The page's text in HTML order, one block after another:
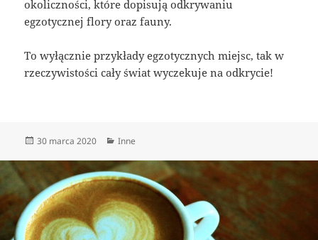
okoliczności, które dopisują odkrywaniu
egzotycznej flory oraz fauny.
To wyłącznie przykłady egzotycznych miejsc, tak w
rzeczywistości cały świat wyczekuje na odkrycie!
Data
30 marca 2020 Kategorie
Inne